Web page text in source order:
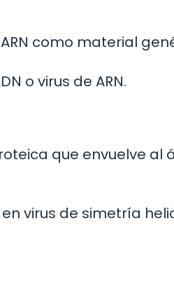
como material
o virus de ARN.
que envuelve al
virus de simetría